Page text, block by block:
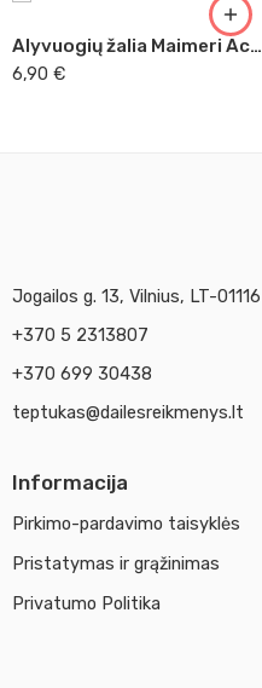
Alyvuogių žalia Maimeri Acrilico, 200 ml (331)
6,90 €
Jogailos g. 13, Vilnius, LT-01116
+370 5 2313807
+370 699 30438
teptukas@dailesreikmenys.lt
Informacija
Pirkimo-pardavimo taisyklės
Pristatymas ir grąžinimas
Privatumo Politika